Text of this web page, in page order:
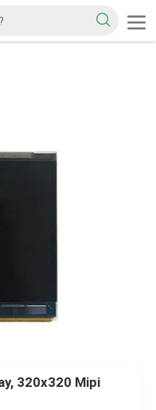
320x320 Mipi